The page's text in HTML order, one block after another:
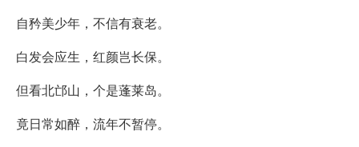
自矜美少年，不信有衰老。
白发会应生，红颜岂长保。
但看北邙山，个是蓬莱岛。
竟日常如醉，流年不暂停。